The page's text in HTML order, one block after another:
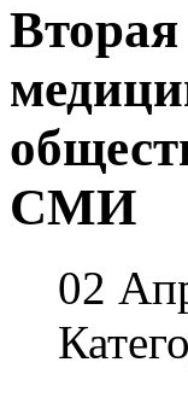
СМИ
02